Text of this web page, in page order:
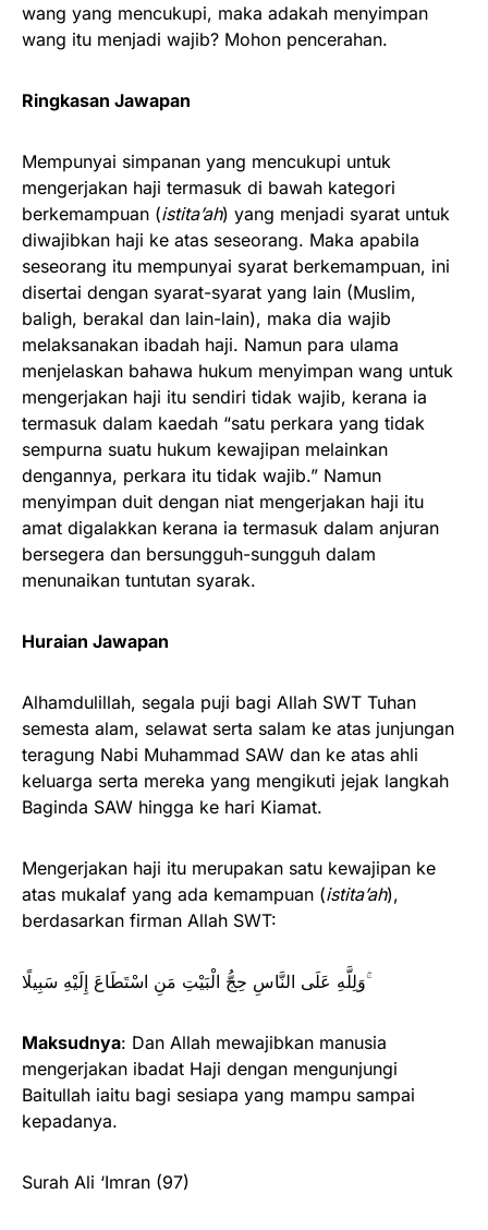
wang yang mencukupi, maka adakah menyimpan
wang itu menjadi wajib? Mohon pencerahan.
Ringkasan Jawapan
Mempunyai simpanan yang mencukupi untuk
mengerjakan haji termasuk di bawah kategori
berkemampuan (istita’ah) yang menjadi syarat untuk
diwajibkan haji ke atas seseorang. Maka apabila
seseorang itu mempunyai syarat berkemampuan, ini
disertai dengan syarat-syarat yang lain (Muslim,
baligh, berakal dan lain-lain), maka dia wajib
melaksanakan ibadah haji. Namun para ulama
menjelaskan bahawa hukum menyimpan wang untuk
mengerjakan haji itu sendiri tidak wajib, kerana ia
termasuk dalam kaedah “satu perkara yang tidak
sempurna suatu hukum kewajipan melainkan
dengannya, perkara itu tidak wajib.” Namun
menyimpan duit dengan niat mengerjakan haji itu
amat digalakkan kerana ia termasuk dalam anjuran
bersegera dan bersungguh-sungguh dalam
menunaikan tuntutan syarak.
Huraian Jawapan
Alhamdulillah, segala puji bagi Allah SWT Tuhan
semesta alam, selawat serta salam ke atas junjungan
teragung Nabi Muhammad SAW dan ke atas ahli
keluarga serta mereka yang mengikuti jejak langkah
Baginda SAW hingga ke hari Kiamat.
Mengerjakan haji itu merupakan satu kewajipan ke
atas mukalaf yang ada kemampuan (istita’ah),
berdasarkan firman Allah SWT:
وَلِلَّهِ عَلَى النَّاسِ حِجُّ الْبَيْتِ مَنِ اسْتَطَاعَ إِلَيْهِ سَبِيلًا ۚ
Maksudnya: Dan Allah mewajibkan manusia
mengerjakan ibadat Haji dengan mengunjungi
Baitullah iaitu bagi sesiapa yang mampu sampai
kepadanya.
Surah Ali ‘Imran (97)